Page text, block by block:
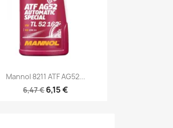
Kiirvaade
Mannol 8211 ATF AG52...
6,47 €6,15 €